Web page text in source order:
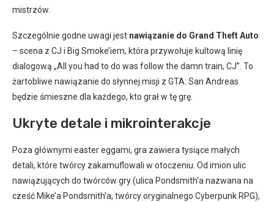
mistrzów.
Szczególnie godne uwagi jest nawiązanie do Grand Theft Auto
– scena z CJ i Big Smoke’iem, która przywołuje kultową linię
dialogową „All you had to do was follow the damn train, CJ”. To
żartobliwe nawiązanie do słynnej misji z GTA: San Andreas
będzie śmieszne dla każdego, kto grał w tę grę.
Ukryte detale i mikrointerakcje
Poza głównymi easter eggami, gra zawiera tysiące małych
detali, które twórcy zakamuflowali w otoczeniu. Od imion ulic
nawiązujących do twórców gry (ulica Pondsmith’a nazwana na
cześć Mike’a Pondsmith’a, twórcy oryginalnego Cyberpunk RPG),